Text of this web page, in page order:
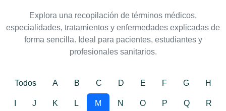
Explora una recopilación de términos médicos,
especialidades, tratamientos y enfermedades explicadas de
forma sencilla. Ideal para pacientes, estudiantes y
profesionales sanitarios.
Todos A B C D E F G H
J K L M N O P Q R